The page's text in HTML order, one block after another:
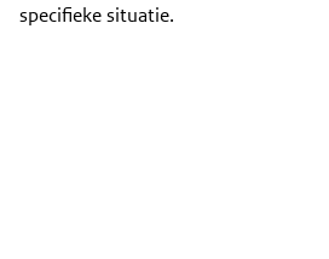
specifieke situatie.